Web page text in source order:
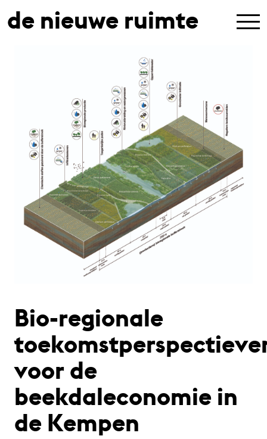
de nieuwe ruimte
Bio-regionale
voor de
beekdaleconomie in
de Kempen